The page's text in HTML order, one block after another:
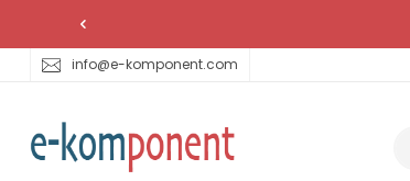
info@e-komponent.com